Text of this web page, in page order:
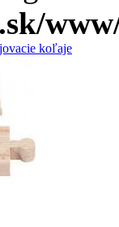
koľaje